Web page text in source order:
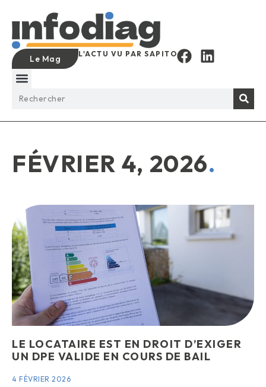
Le Mag L'ACTU VU PAR SAPITO
FÉVRIER 4, 2026.
LE LOCATAIRE EST EN DROIT D’EXIGER
UN DPE VALIDE EN COURS DE BAIL
4 FÉVRIER 2026